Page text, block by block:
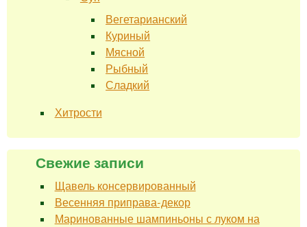
Вегетарианский
Куриный
Мясной
Рыбный
Сладкий
Хитрости
Свежие записи
Щавель консервированный
Весенняя приправа-декор
Маринованные шампиньоны с луком на